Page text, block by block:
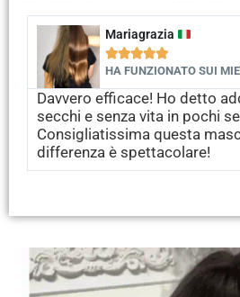
Mariagrazia

HA FUNZIONATO SUI
Davvero efficace! Ho detto
secchi e senza vita in pochi
Consigliatissima questa
differenza è spettacolare!